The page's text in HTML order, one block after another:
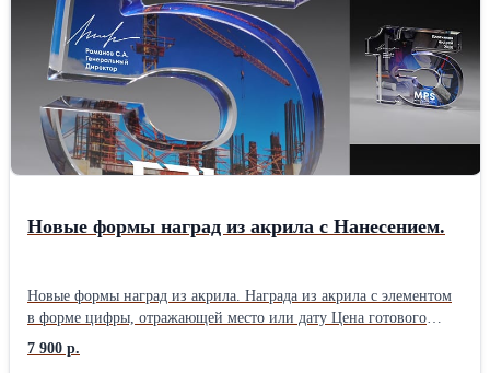
Новые формы наград из акрила с Нанесением.
Новые формы наград из акрила. Награда из акрила с элементом
в форме цифры, отражающей место или дату Цена готового
изделия с нанесением. Высота наград 150мм. Тираж Стоимость
от 1 до 5шт. 7 900 руб. от 6 до 24шт. 7 700 руб. от 25 до 50шт. 7
7 900 р.